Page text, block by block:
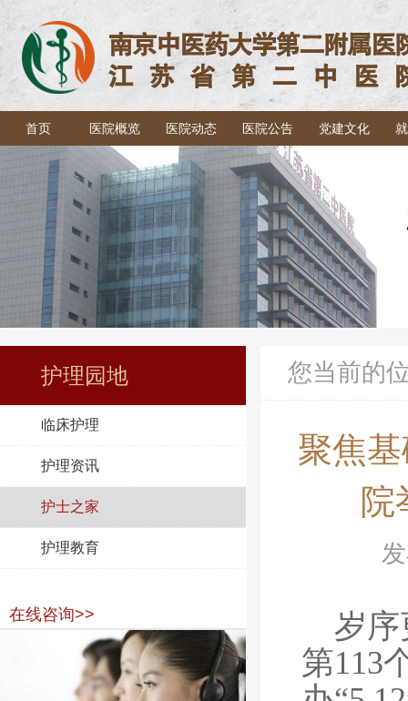
首页 医院概览 医院动态 医院公告 党建文化
护理园地
临床护理
护理资讯
护士之家
护理教育
在线咨询>>
您当前的
聚焦
院
岁序
第113